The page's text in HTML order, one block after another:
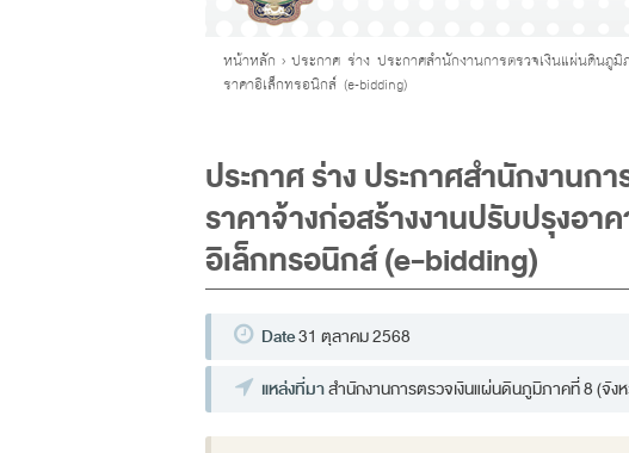
คุณอยู่ที่
หน้าหลัก › ประกาศ ร่าง ประกาศสำนักงานการตรวจเงินแผ่นดินภู
ราคาอิเล็กทรอนิกส์ (e-bidding)
ประกาศ ร่าง ประกาศสำนักงานก
ราคาจ้างก่อสร้างงานปรับปรุงอ
อิเล็กทรอนิกส์ (e-bidding)
Date31 ตุลาคม 2568
แหล่งที่มาสำนักงานการตรวจเงินแผ่นดินภูมิภาคที่ 8 (จังห